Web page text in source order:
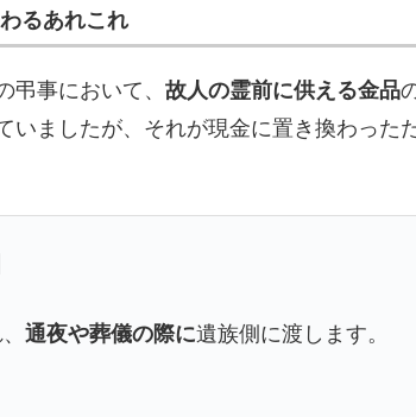
るあれこれ
弔事において、 故人の霊前に供える金品
いましたが、それが現金に置き換わった
、通夜や葬儀の際に遺族側に渡します。